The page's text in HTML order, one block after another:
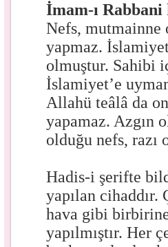
İmam-ı Rabbani
Nefs, mutmainne
yapmaz.
olmuştur. Sahibi
İslamiyet’e
Allahü teâlâ da
yapamaz. Azgın
olduğu nefs,
Hadis-i şerifte
yapılan cihaddır.
hava gibi
yapılmıştır. Her